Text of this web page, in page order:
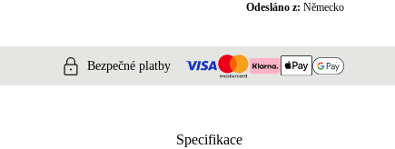
Odesláno z: Německo
Bezpečné platby
Specifikace